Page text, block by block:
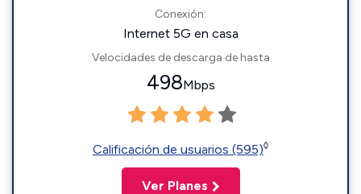
Conexión:
Internet 5G en casa
Velocidades de descarga de hasta
498Mbps
Calificación de usuarios (595)◊
Ver Planes